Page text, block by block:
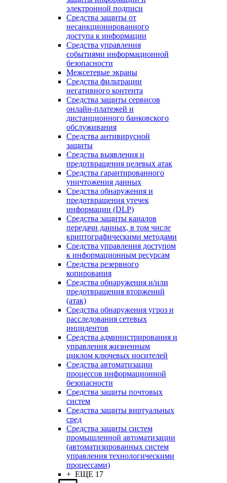
электронной подписи
Средства защиты от
несанкционированного
доступа к информации
Средства управления
событиями информационной
безопасности
Межсетевые экраны
Средства фильтрации
негативного контента
Средства защиты сервисов
онлайн-платежей и
дистанционного банковского
обслуживания
Средства антивирусной
защиты
Средства выявления и
предотвращения целевых атак
Средства гарантированного
уничтожения данных
Средства обнаружения и
предотвращения утечек
информации (DLP)
Средства защиты каналов
передачи данных, в том числе
криптографическими методами
Средства управления доступом
к информационным ресурсам
Средства резервного
копирования
Средства обнаружения и/или
предотвращения вторжений
(атак)
Средства обнаружения угроз и
расследования сетевых
инцидентов
Средства администрирования и
управления жизненным
циклом ключевых носителей
Средства автоматизации
процессов информационной
безопасности
Средства защиты почтовых
систем
Средства защиты виртуальных
сред
Средства защиты систем
промышленной автоматизации
(автоматизированных систем
управления технологическими
процессами)
+ ЕЩЕ 17